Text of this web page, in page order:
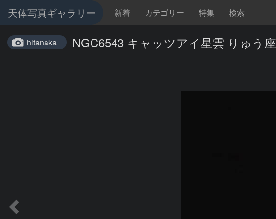
天体写真ギャラリー 新着 カテゴリー 特集 検索
hltanaka NGC6543 キャッツアイ星雲 りゅう座